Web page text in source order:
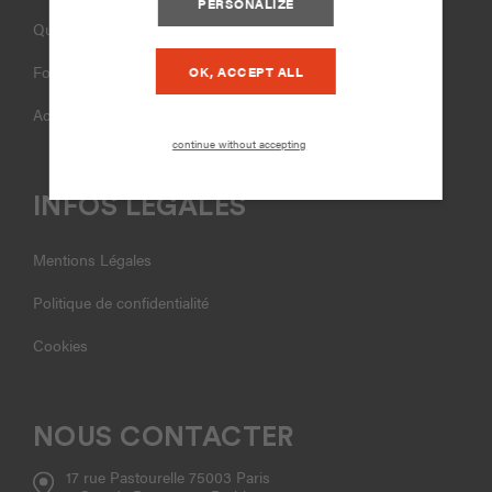
Qui sommes-nous ?
Formations
Accompagnement
INFOS LÉGALES
Mentions Légales
Politique de confidentialité
Cookies
NOUS CONTACTER
17 rue Pastourelle 75003 Paris
OK, ACCEPT ALL
continue without accepting